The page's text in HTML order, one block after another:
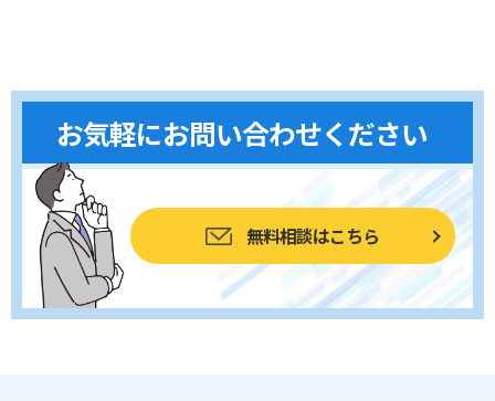
お気軽にお問い合わせください
無料相談はこちら